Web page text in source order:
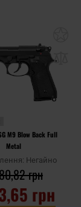
M9 Blow Back Full
Metal
Негайно
грн
грн